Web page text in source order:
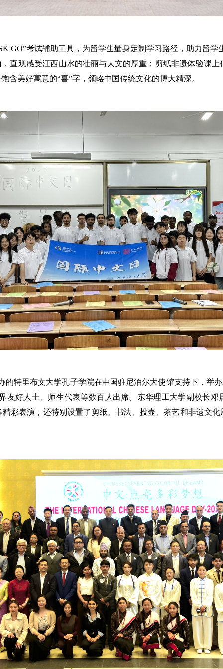
GO”考试辅助工具，为留学生量身定制学习路径，助力留
直观感受江西山水的壮丽与人文的厚重；剪纸非遗体验课
含美好寓意的“喜”字，领略中国传统文化的博大精深。
的特里布文大学孔子学院在中国驻尼泊尔大使馆支持下，举
友好人士、师生代表等数百人出席。东华理工大学副校长
彩表演，还特别设置了剪纸、书法、投壶、茶艺和非遗文